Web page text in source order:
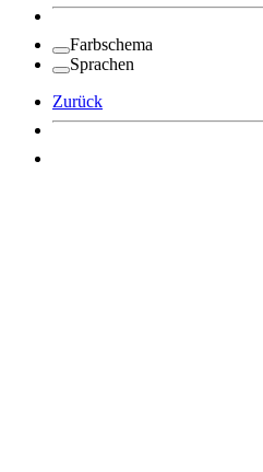
Farbschema
Sprachen
Zurück